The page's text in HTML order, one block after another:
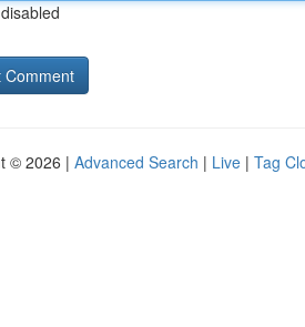
© 2026 | Advanced Search | Live | Tag